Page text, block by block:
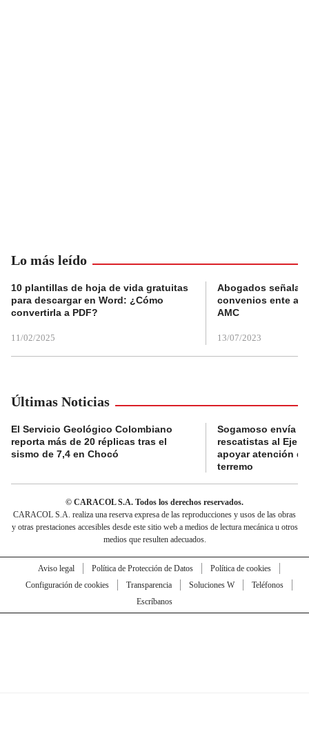
Lo más leído
10 plantillas de hoja de vida gratuitas
para descargar en Word: ¿Cómo
convertirla a PDF?
11/02/2025
Abogados
convenios ente
AMC
13/07/2023
Últimas Noticias
El Servicio Geológico Colombiano
reporta más de 20 réplicas tras el
sismo de 7,4 en Chocó
Sogamoso envía
rescatistas al Eje
apoyar atención
terremo
© CARACOL S.A. Todos los derechos reservados.
CARACOL S.A. realiza una reserva expresa de las reproducciones y usos de las obras
y otras prestaciones accesibles desde este sitio web a medios de lectura mecánica u otros
medios que resulten adecuados.
Aviso legal Política de Protección de Datos
Política de cookies
Configuración de cookies
Transparencia Soluciones W
Teléfonos
Escríbanos